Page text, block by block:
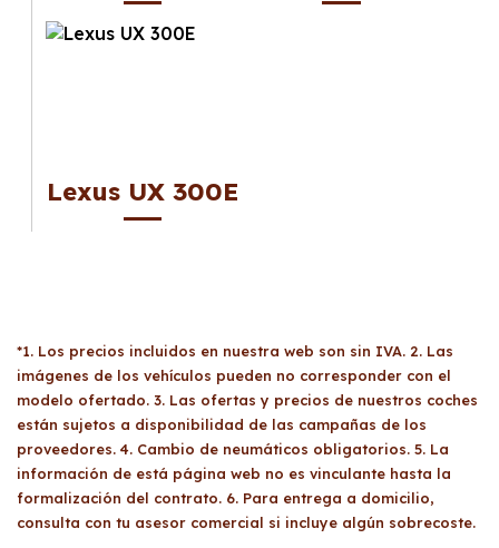
Lexus UX 300E
*1. Los precios incluidos en nuestra web son sin IVA. 2. Las
imágenes de los vehículos pueden no corresponder con el
modelo ofertado. 3. Las ofertas y precios de nuestros coches
están sujetos a disponibilidad de las campañas de los
proveedores. 4. Cambio de neumáticos obligatorios. 5. La
información de está página web no es vinculante hasta la
formalización del contrato. 6. Para entrega a domicilio,
consulta con tu asesor comercial si incluye algún sobrecoste.